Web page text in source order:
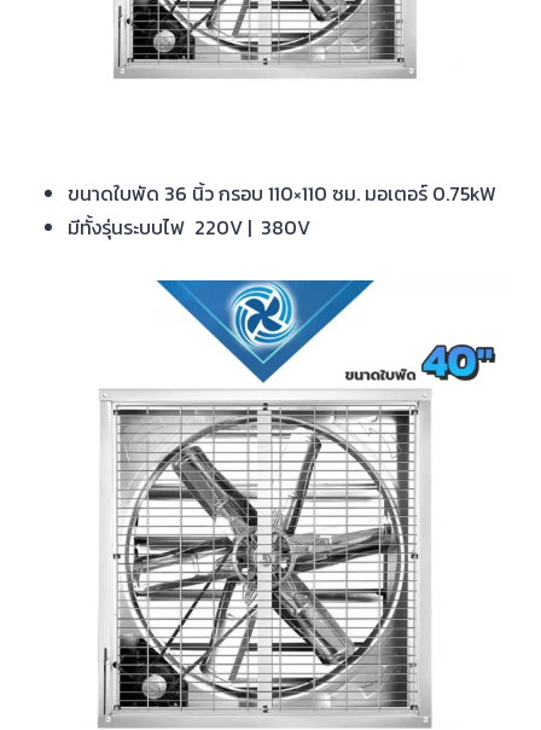
ขนาดใบพัด 36 นิ้ว กรอบ 110×110 ซม. มอเตอร์ 0.75kW
มีทั้งรุ่นระบบไฟ 220V | 380V